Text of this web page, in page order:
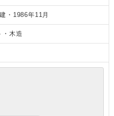
・ 1986年11月
・ 木造